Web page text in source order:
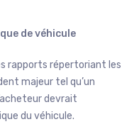
de véhicule
rapports répertoriant les
majeur tel qu’un
devrait
du véhicule.